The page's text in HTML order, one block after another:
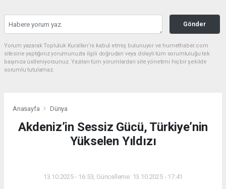
Gönder
Yorum yazarak Topluluk Kuralları’nı kabul etmiş bulunuyor ve hurnethaber.com
sitesine yaptığınız yorumunuzla ilgili doğrudan veya dolaylı tüm sorumluluğu tek
başınıza üstleniyorsunuz. Yazılan tüm yorumlardan site yönetimi hiçbir şekilde
sorumlu tutulamaz.
Anasayfa Dünya
Akdeniz’in Sessiz Gücü, Türkiye’nin
Yükselen Yıldızı
13.10.2025 - 16:53, Güncelleme: 13.10.2025 - 17:41